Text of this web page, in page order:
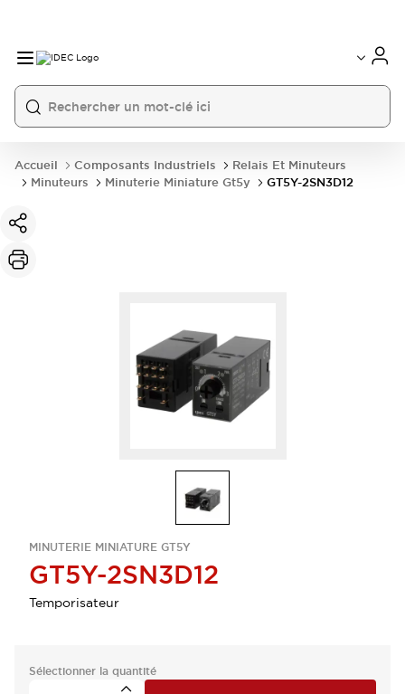
Accueil Composants Industriels
Relais Et Minuteurs
Minuteurs
Minuterie Miniature Gt5y GT5Y-2SN3D12
MINUTERIE MINIATURE GT5Y
GT5Y-2SN3D12
Temporisateur
Sélectionner la quantité